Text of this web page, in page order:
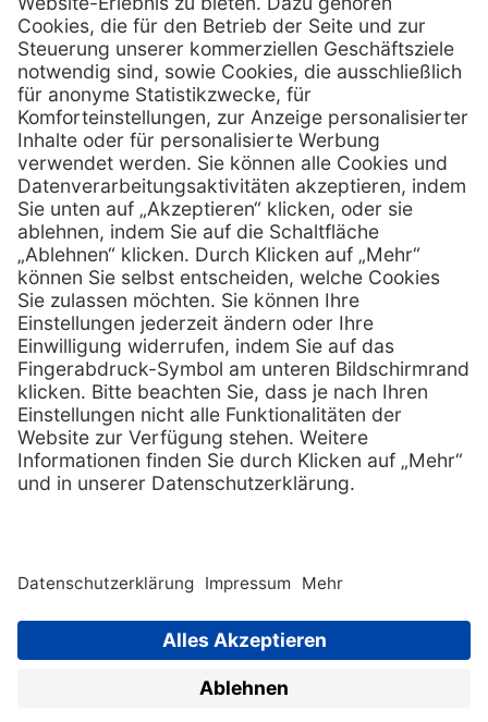
Henry Schein Medical Austria GmbH
Schönbrunner Straße 297
A-1120 Wien
01 / 718 19 61 99
Telefax:01 / 718 19 61 23
E-Mail: info @ henryscheinmed.at
Services
Vorteile
Eigenmarke
Leasing
Technischer Service
Kataloge / Downloads
Hilfe
FAQs
Kontakt
Außendienst
Lob & Kritik
Retoure anmelden
Zertifikat Rechtliches
Impressum
Supplier code of
Copyright © 2026 Henry Schein